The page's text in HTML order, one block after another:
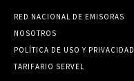
RED NACIONAL DE EMISORAS
NOSOTROS
POLÍTICA DE USO Y PRIVACIDAD
TARIFARIO SERVEL